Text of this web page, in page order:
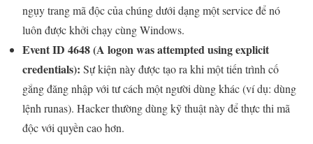
ngụy trang mã độc của chúng dưới dạng một service để nó
luôn được khởi chạy cùng Windows.
Event ID 4648 (A logon was attempted using explicit
credentials): Sự kiện này được tạo ra khi một tiến trình cố
gắng đăng nhập với tư cách một người dùng khác (ví dụ: dùng
lệnh runas). Hacker thường dùng kỹ thuật này để thực thi mã
độc với quyền cao hơn.